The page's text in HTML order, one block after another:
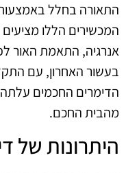
התאורה בחלל באמצעות
המכשירים הללו מציעים
אנרגיה, התאמת האור
בעשור האחרון, עם
הדימרים החכמים
מהבית החכם.
היתרונות של